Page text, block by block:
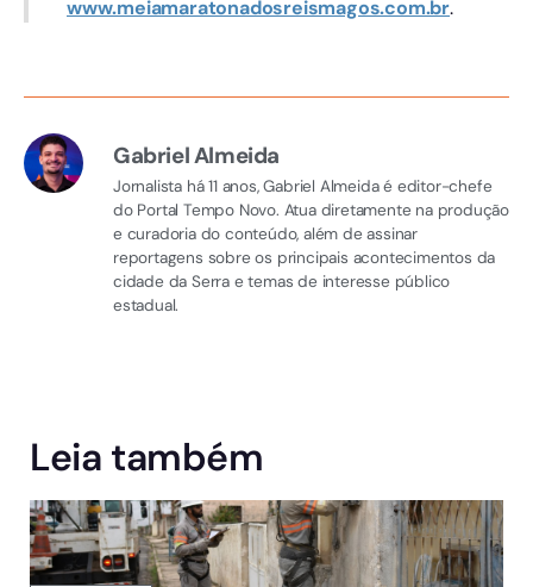
www.meiamaratonadosreismagos.com.br.
Gabriel Almeida
Jornalista há 11 anos, Gabriel Almeida é editor-chefe
do Portal Tempo Novo. Atua diretamente na produção
e curadoria do conteúdo, além de assinar
reportagens sobre os principais acontecimentos da
cidade da Serra e temas de interesse público
estadual.
Leia também